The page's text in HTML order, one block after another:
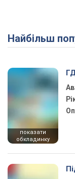
Найбільш
показати
обкладинку